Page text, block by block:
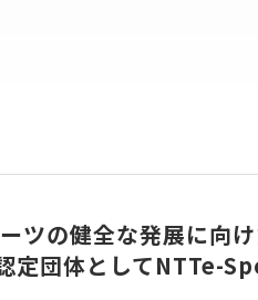
ツの健全な発展に向
定団体としてNTTe-